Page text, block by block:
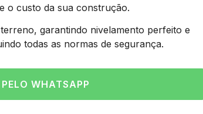
o custo da sua construção.
garantindo nivelamento perfeito e
todas as normas de segurança.
WHATSAPP